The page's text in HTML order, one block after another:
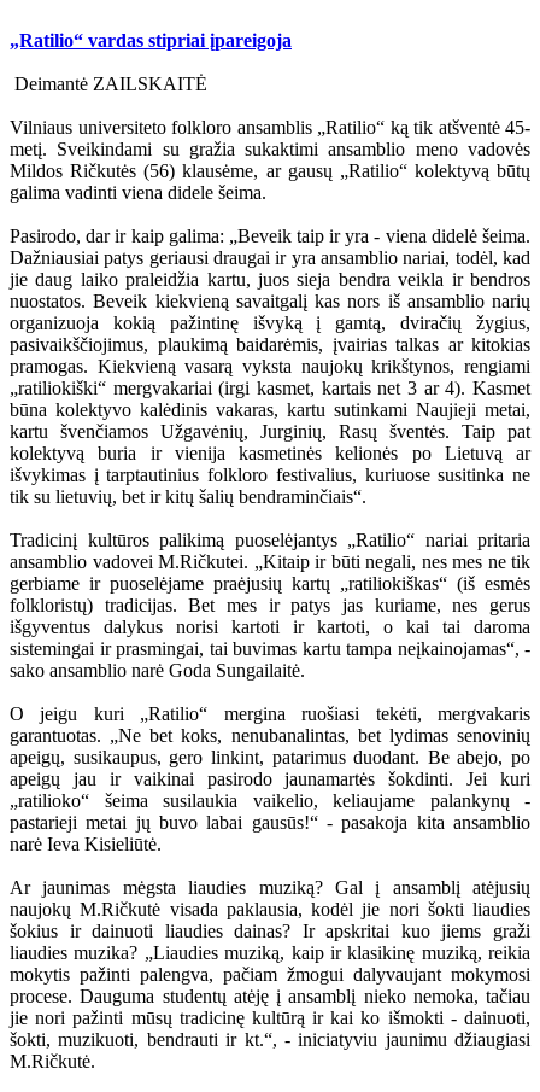
„Ratilio“ vardas stipriai įpareigoja
Deimantė ZAILSKAITĖ
Vilniaus universiteto folkloro ansamblis „Ratilio“ ką tik atšventė 45-
metį. Sveikindami su gražia sukaktimi ansamblio meno vadovės
Mildos Ričkutės (56) klausėme, ar gausų „Ratilio“ kolektyvą būtų
galima vadinti viena didele šeima.
Pasirodo, dar ir kaip galima: „Beveik taip ir yra - viena didelė šeima.
Dažniausiai patys geriausi draugai ir yra ansamblio nariai, todėl, kad
jie daug laiko praleidžia kartu, juos sieja bendra veikla ir bendros
nuostatos. Beveik kiekvieną savaitgalį kas nors iš ansamblio narių
organizuoja kokią pažintinę išvyką į gamtą, dviračių žygius,
pasivaikščiojimus, plaukimą baidarėmis, įvairias talkas ar kitokias
pramogas. Kiekvieną vasarą vyksta naujokų krikštynos, rengiami
„ratiliokiški“ mergvakariai (irgi kasmet, kartais net 3 ar 4). Kasmet
būna kolektyvo kalėdinis vakaras, kartu sutinkami Naujieji metai,
kartu švenčiamos Užgavėnių, Jurginių, Rasų šventės. Taip pat
kolektyvą buria ir vienija kasmetinės kelionės po Lietuvą ar
išvykimas į tarptautinius folkloro festivalius, kuriuose susitinka ne
tik su lietuvių, bet ir kitų šalių bendraminčiais“.
Tradicinį kultūros palikimą puoselėjantys „Ratilio“ nariai pritaria
ansamblio vadovei M.Ričkutei. „Kitaip ir būti negali, nes mes ne tik
gerbiame ir puoselėjame praėjusių kartų „ratiliokiškas“ (iš esmės
folkloristų) tradicijas. Bet mes ir patys jas kuriame, nes gerus
išgyventus dalykus norisi kartoti ir kartoti, o kai tai daroma
sistemingai ir prasmingai, tai buvimas kartu tampa neįkainojamas“, -
sako ansamblio narė Goda Sungailaitė.
O jeigu kuri „Ratilio“ mergina ruošiasi tekėti, mergvakaris
garantuotas. „Ne bet koks, nenubanalintas, bet lydimas senovinių
apeigų, susikaupus, gero linkint, patarimus duodant. Be abejo, po
apeigų jau ir vaikinai pasirodo jaunamartės šokdinti. Jei kuri
„ratilioko“ šeima susilaukia vaikelio, keliaujame palankynų -
pastarieji metai jų buvo labai gausūs!“ - pasakoja kita ansamblio
narė Ieva Kisieliūtė.
Ar jaunimas mėgsta liaudies muziką? Gal į ansamblį atėjusių
naujokų M.Ričkutė visada paklausia, kodėl jie nori šokti liaudies
šokius ir dainuoti liaudies dainas? Ir apskritai kuo jiems graži
liaudies muzika? „Liaudies muziką, kaip ir klasikinę muziką, reikia
mokytis pažinti palengva, pačiam žmogui dalyvaujant mokymosi
procese. Dauguma studentų atėję į ansamblį nieko nemoka, tačiau
jie nori pažinti mūsų tradicinę kultūrą ir kai ko išmokti - dainuoti,
šokti, muzikuoti, bendrauti ir kt.“, - iniciatyviu jaunimu džiaugiasi
M.Ričkutė.